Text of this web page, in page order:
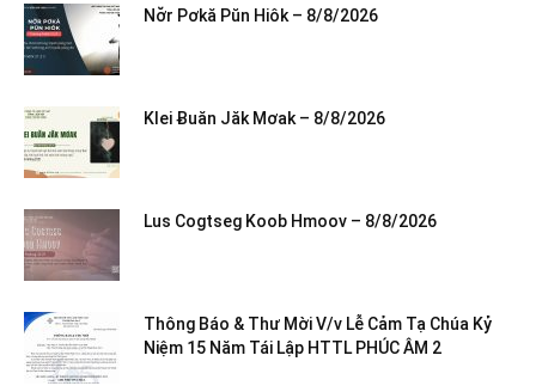
Nơ̆r Pơkă Pŭn Hiôk – 8/8/2026
Klei Ƀuăn Jăk Mơak – 8/8/2026
Lus Cogtseg Koob Hmoov – 8/8/2026
Thông Báo & Thư Mời V/v Lễ Cảm Tạ Chúa Kỷ
Niệm 15 Năm Tái Lập HTTL PHÚC ÂM 2